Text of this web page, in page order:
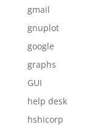
gmail
gnuplot
google
graphs
GUI
help desk
hshicorp